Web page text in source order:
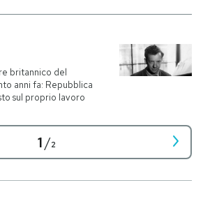
britannico del
anni fa: Repubblica
sul proprio lavoro
1/2